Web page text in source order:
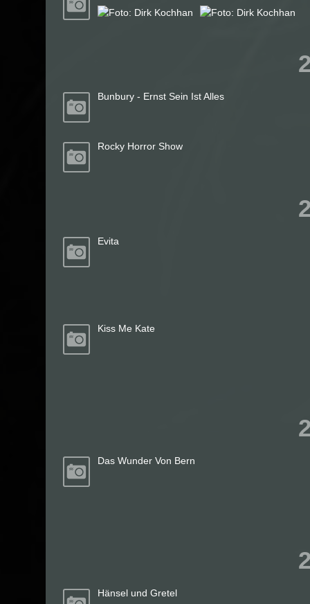
Bunbury - Ernst Sein Ist Alles
Rocky Horror Show
Evita
Kiss Me Kate
Das Wunder Von Bern
Hänsel und Gretel